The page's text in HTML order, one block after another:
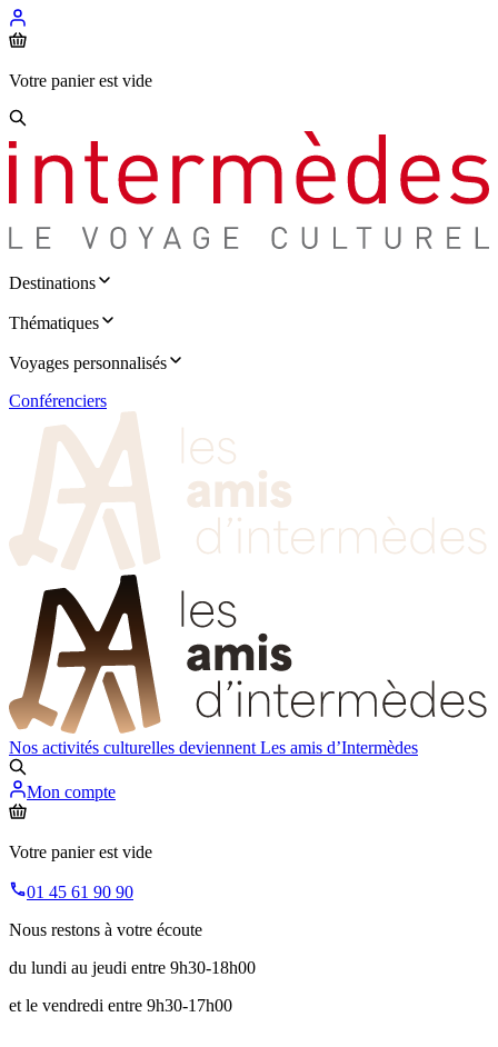
Votre panier est vide
Destinations
Thématiques
Voyages personnalisés
Conférenciers
Nos activités culturelles deviennent Les amis d’Intermèdes
Mon compte
Votre panier est vide
01 45 61 90 90
Nous restons à votre écoute
du lundi au jeudi entre 9h30-18h00
et le vendredi entre 9h30-17h00